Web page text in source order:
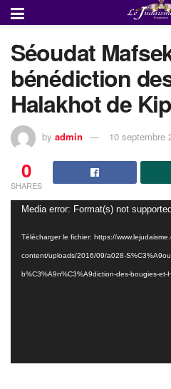
Séoudat
bénédiction
Halakhot de
by admin 10 septembre
0
SHARES
Lecteur
Media error: Format(s) not
Télécharger le fichier: https://
content/uploads/2016/09/a028-
b%C3%A9n%C3%A9diction-des-bougies-et-